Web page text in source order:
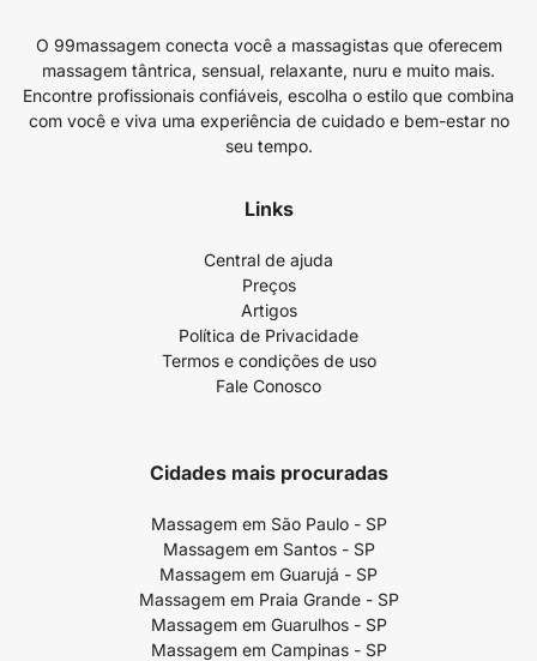
O 99massagem conecta você a massagistas que oferecem
massagem tântrica, sensual, relaxante, nuru e muito mais.
Encontre profissionais confiáveis, escolha o estilo que combina
com você e viva uma experiência de cuidado e bem-estar no
seu tempo.
Links
Central de ajuda
Preços
Artigos
Política de Privacidade
Termos e condições de uso
Fale Conosco
Cidades mais procuradas
Massagem em São Paulo - SP
Massagem em Santos - SP
Massagem em Guarujá - SP
Massagem em Praia Grande - SP
Massagem em Guarulhos - SP
Massagem em Campinas - SP